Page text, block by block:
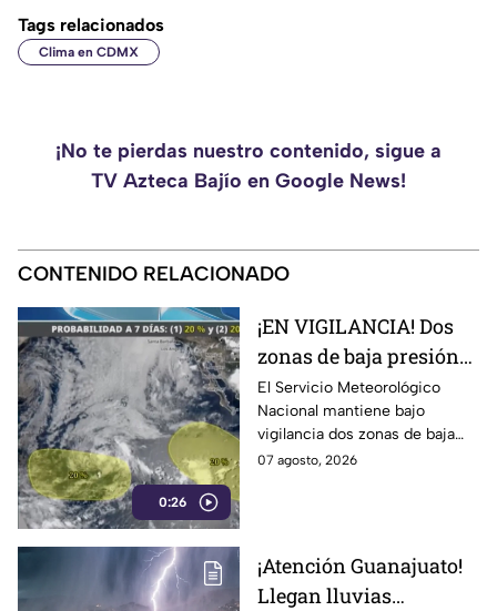
Tags relacionados
Clima en CDMX
¡No te pierdas nuestro contenido, sigue a
TV Azteca Bajío en Google News!
CONTENIDO RELACIONADO
0:26
¡EN VIGILANCIA! Dos
zonas de baja presión
podrían convertirse en
ciclones; ¿se acercan a
México?
El Servicio Meteorológico
Nacional mantiene bajo
vigilancia dos zonas de baja
presión en el Pacífico, debido a
07 agosto, 2026
¡Atención Guanajuato!
Llegan lluvias